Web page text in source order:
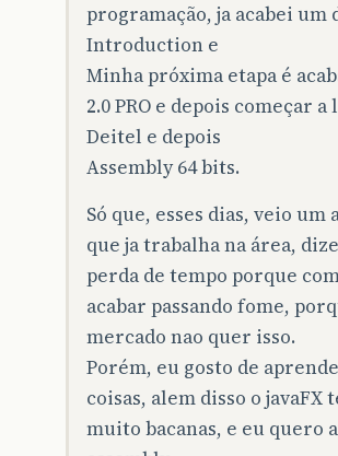
programação, ja acabei um
Introduction e
Minha próxima etapa é
2.0 PRO e depois começar a
Deitel e depois
Assembly 64 bits.
Só que, esses dias, veio um
que ja trabalha na área,
perda de tempo porque
acabar passando fome,
mercado nao quer isso.
Porém, eu gosto de
coisas, alem disso o javaFX
muito bacanas, e eu quero